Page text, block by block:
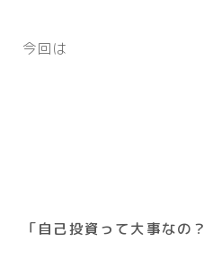
今回は
「自己投資って大事なの？